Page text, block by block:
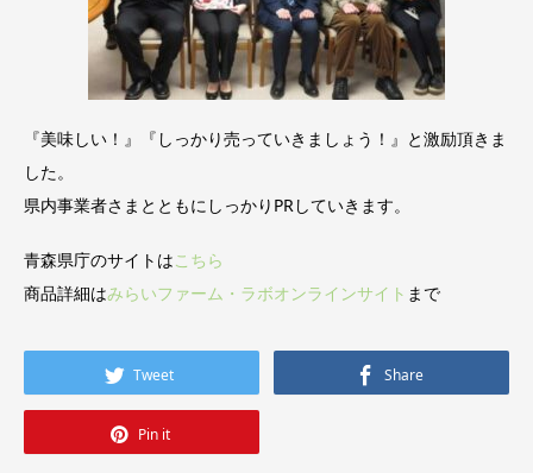
『美味しい！』『しっかり売っていきましょう！』と激励頂きま
した。
県内事業者さまとともにしっかりPRしていきます。
青森県庁のサイトはこちら
商品詳細はみらいファーム・ラボオンラインサイト まで
Tweet Share
Pin it